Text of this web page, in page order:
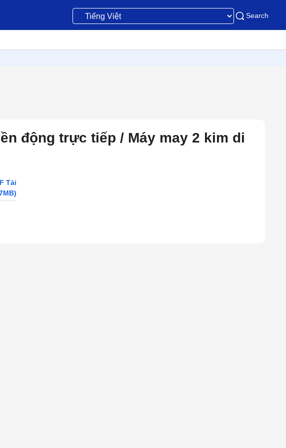
Search
động trực tiếp / Máy may 2 kim di
Tải